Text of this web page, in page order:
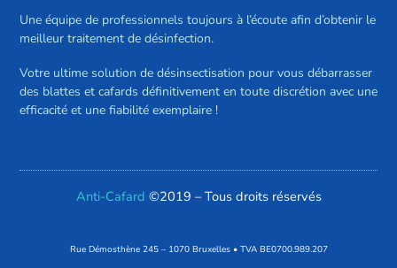
Une équipe de professionnels toujours à l’écoute afin d’obtenir le
meilleur traitement de désinfection.
Votre ultime solution de désinsectisation pour vous débarrasser
des blattes et cafards définitivement en toute discrétion avec une
efficacité et une fiabilité exemplaire !
Anti-Cafard ©2019 – Tous droits réservés
Rue Démosthène 245 – 1070 Bruxelles • TVA BE0700.989.207